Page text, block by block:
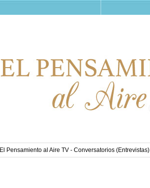
El Pensamiento al Aire TV - Conversatorios (Entrevistas)